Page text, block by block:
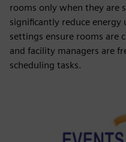
rooms only when they are
significantly reduce energy
settings ensure rooms are
and facility managers are
scheduling tasks.